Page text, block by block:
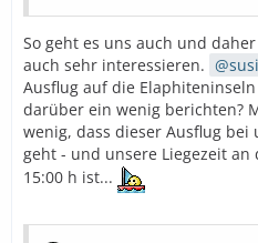
So geht es uns auch und
auch sehr interessieren.
Ausflug auf die
darüber ein wenig berichten?
wenig, dass dieser Ausflug bei
geht - und unsere Liegezeit an
15:00 h ist...